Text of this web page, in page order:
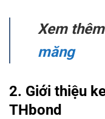
Xem
măng
2. Giới thiệu
THbond